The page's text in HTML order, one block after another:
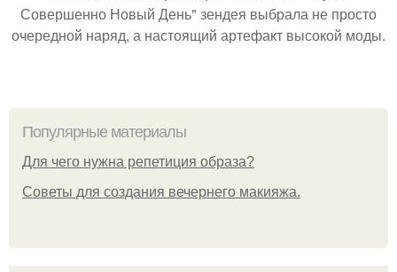
Совершенно Новый День" зендея выбрала не просто
очередной наряд, а настоящий артефакт высокой моды.
Популярные материалы
Для чего нужна репетиция образа?
Советы для создания вечернего макияжа.